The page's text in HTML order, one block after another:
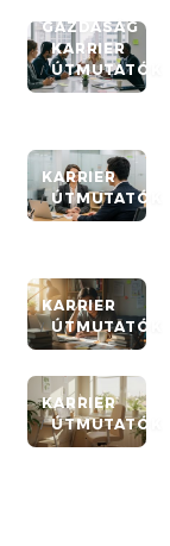
GAZDASÁG
KARRIER
ÚTMUTATÓK
KARRIER
ÚTMUTATÓK
KARRIER
ÚTMUTATÓK
KARRIER
ÚTMUTATÓK